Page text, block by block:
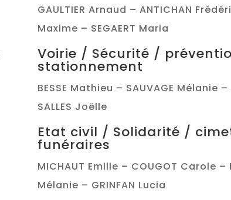
GAULTIER Arnaud – ANTICHAN
Maxime – SEGAERT Maria
Voirie / Sécurité /
stationnement
BESSE Mathieu – SAUVAGE Mélanie
SALLES Joëlle
Etat civil / Solidarité /
funéraires
MICHAUT Emilie – COUGOT Carole –
Mélanie – GRINFAN Lucia